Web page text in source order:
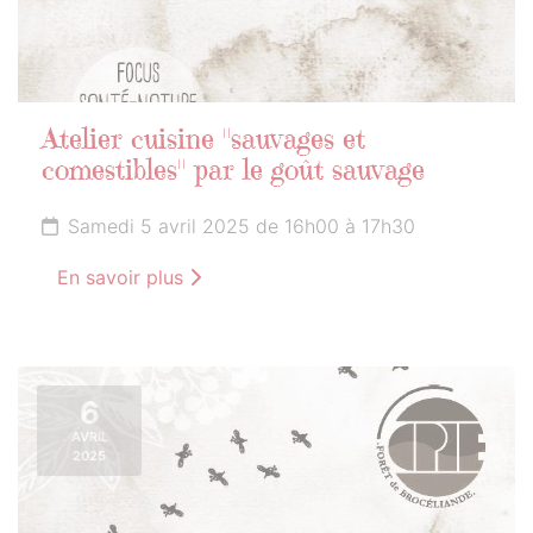
Atelier cuisine "sauvages et
comestibles" par le goût sauvage
Samedi 5 avril 2025 de 16h00 à 17h30
En savoir plus
6
AVRIL
2025